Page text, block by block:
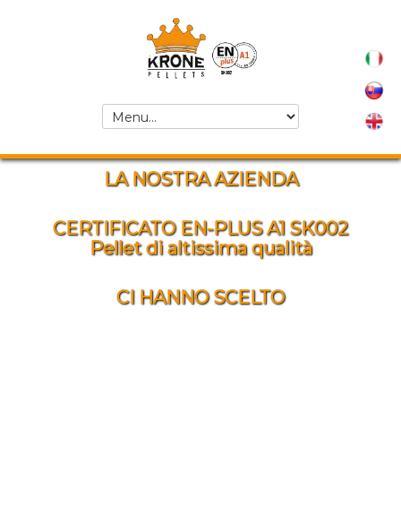
LA NOSTRA AZIENDA
CERTIFICATO EN-PLUS A1 SK002
Pellet di altissima qualità
CI HANNO SCELTO